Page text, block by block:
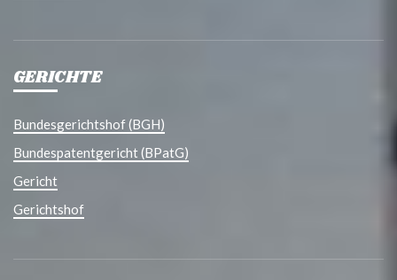
GERICHTE
Bundesgerichtshof (BGH)
Bundespatentgericht (BPatG)
Gericht
Gerichtshof